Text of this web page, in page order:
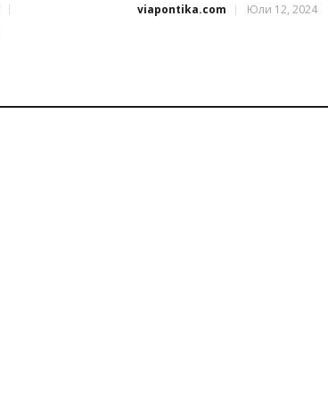
viapontika.com
Юли 12, 2024